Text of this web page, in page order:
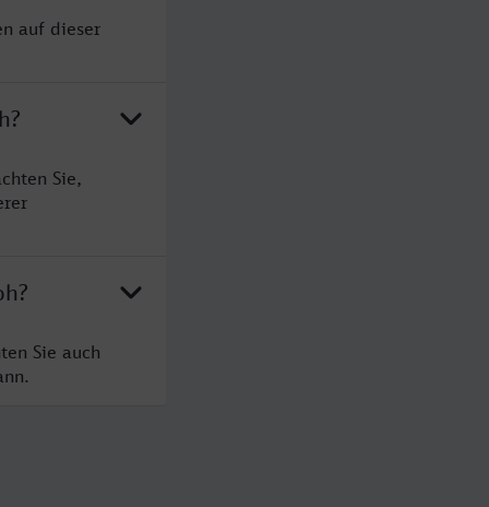
auf dieser
Sie,
Sie auch